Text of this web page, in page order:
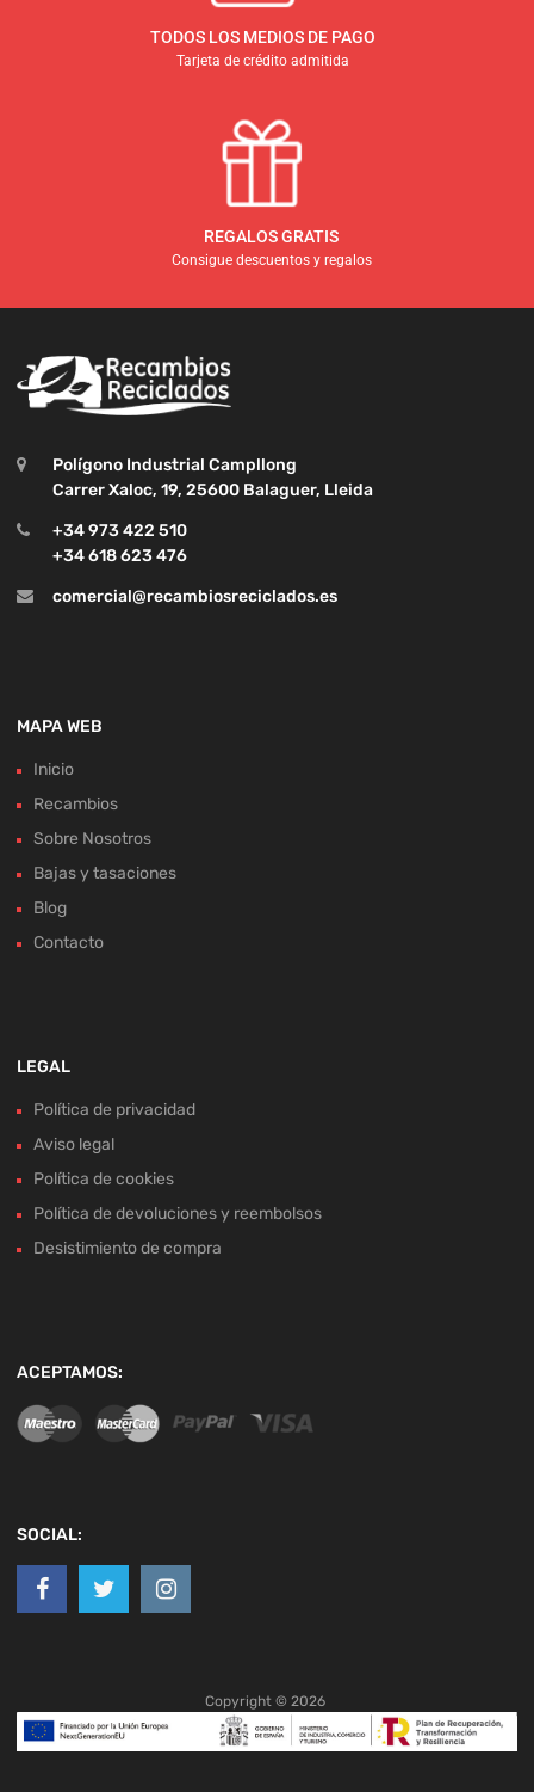
TODOS LOS MEDIOS DE PAGO
Tarjeta de crédito admitida
REGALOS GRATIS
Consigue descuentos y regalos
Polígono Industrial Campllong
Carrer Xaloc, 19, 25600 Balaguer, Lleida
+34 973 422 510
+34 618 623 476
comercial@recambiosreciclados.es
MAPA WEB
Inicio
Recambios
Sobre Nosotros
Bajas y tasaciones
Blog
Contacto
LEGAL
Política de privacidad
Aviso legal
Política de cookies
Política de devoluciones y reembolsos
Desistimiento de compra
ACEPTAMOS:
SOCIAL:
Copyright © 2026